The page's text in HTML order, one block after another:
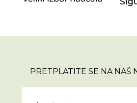
PRETPLATITE SE NA NAŠ